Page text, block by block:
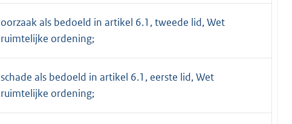
oorzaak als bedoeld in artikel 6.1, tweede lid, Wet
ruimtelijke ordening;
schade als bedoeld in artikel 6.1, eerste lid, Wet
ruimtelijke ordening;